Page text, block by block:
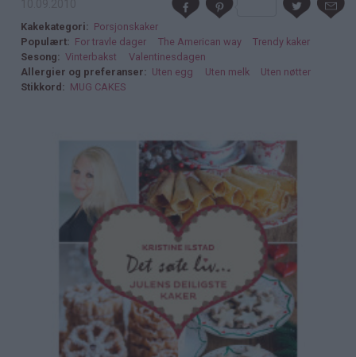
Kakekategori
Porsjonskaker
Populært
For travle dager The American way
Trendy kaker
Sesong
Vinterbakst
Valentinesdagen
Allergier og preferanser
Uten egg Uten melk
Uten nøtter
Stikkord
MUG CAKES